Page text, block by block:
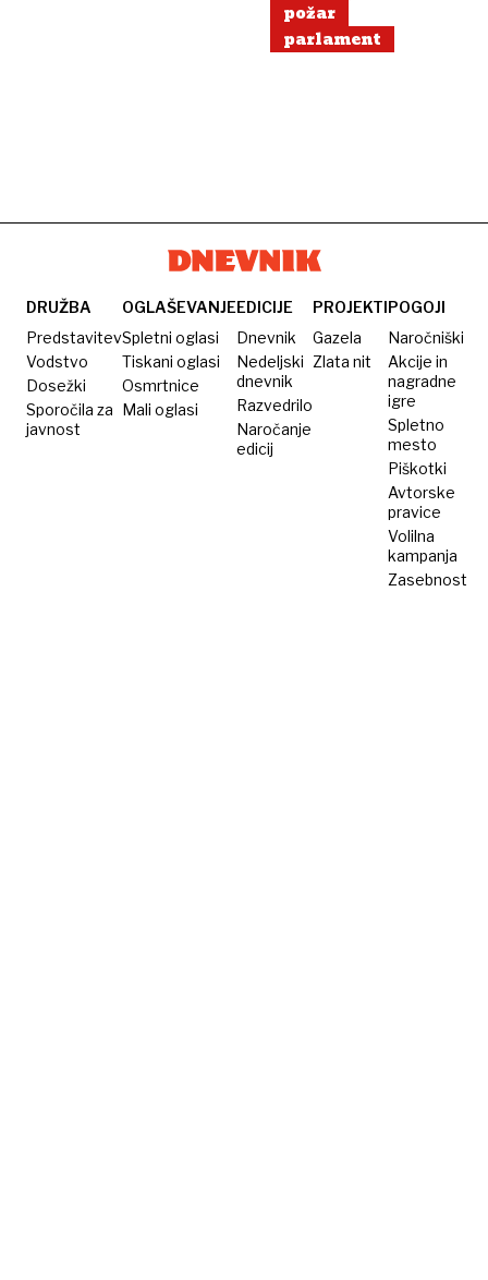
požar
parlament
DRUŽBA
Predstavitev
Vodstvo
Dosežki
Sporočila za
javnost
OGLAŠEVANJE
Spletni oglasi
Tiskani oglasi
Osmrtnice
Mali oglasi
EDICIJE
Dnevnik
Nedeljski
dnevnik
Razvedrilo
Naročanje
edicij
PROJEKTI
Gazela
Zlata nit
POGOJI
Naročniški
Akcije in
nagradne
igre
Spletno
mesto
Piškotki
Avtorske
pravice
Volilna
kampanja
Zasebnost